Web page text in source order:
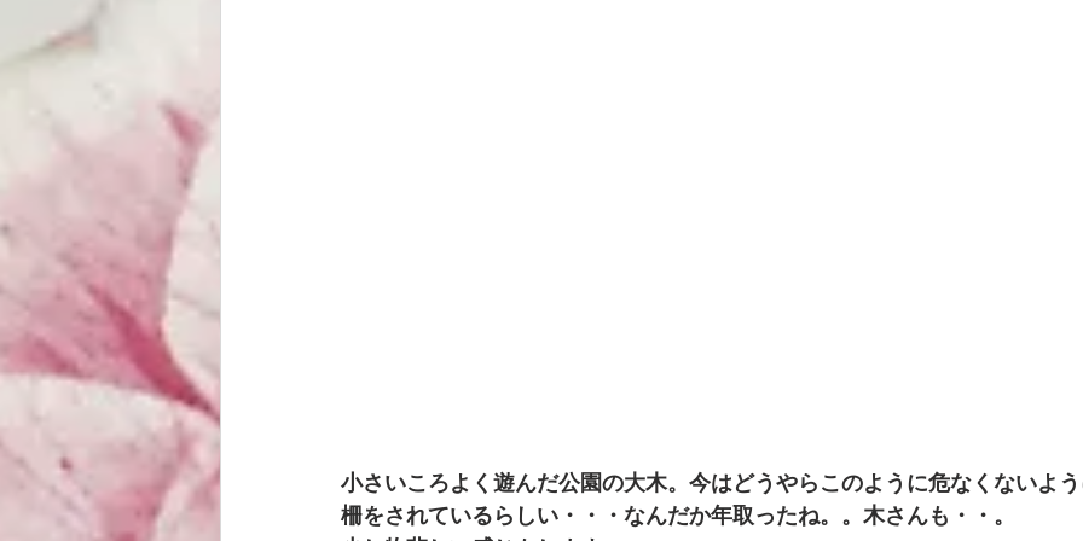
小さいころよく遊んだ公園の大木。今はどうやらこのように危なくないよ
柵をされているらしい・・・なんだか年取ったね。。木さんも・・。